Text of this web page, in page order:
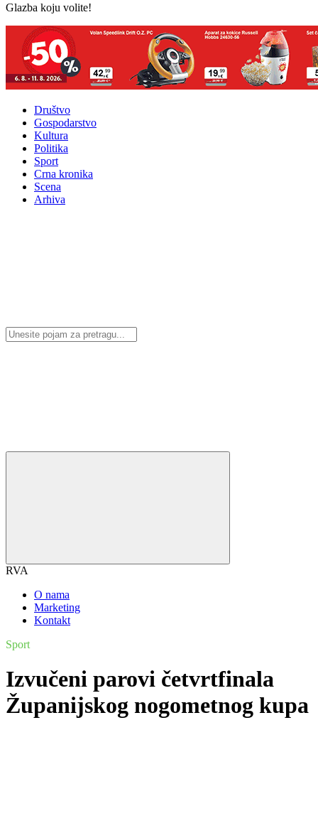
Glazba koju volite!
Društvo
Gospodarstvo
Kultura
Politika
Sport
Crna kronika
Scena
Arhiva
RVA
O nama
Marketing
Kontakt
Sport
Izvučeni parovi četvrtfinala
Županijskog nogometnog kupa